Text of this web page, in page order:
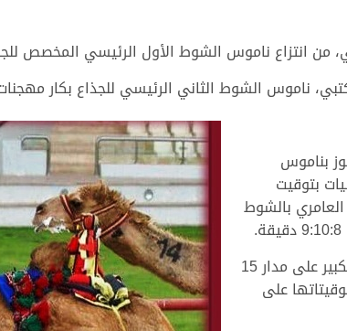
ناموس الشوط الأول الرئيسي المخصص للجذاع بكار
الشوط الثاني الرئيسي للجذاع بكار مهجنات بتوقيت
بناموس
بتوقيت
العامري بالشوط
توالت انطلاقات الجذاع في خامس أيام المهرجان الكبير على مدار 15
وتوقيتاتها على